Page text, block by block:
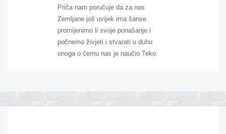
Priča nam poručuje da za nas
Zemljane još uvijek ima šanse
promijenimo li svoje ponašanje i
počnemo živjeti i stvarati u duhu
onoga o čemu nas je naučio Teko.